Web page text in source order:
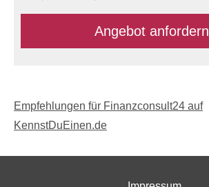
An­ge­bot an­for­dern
Empfehlungen für Finanzconsult24 auf
KennstDuEinen.de